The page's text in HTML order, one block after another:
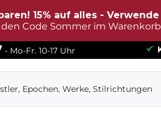
15% auf alles -
den Code Sommer im
- Mo-Fr. 10-17 Uhr